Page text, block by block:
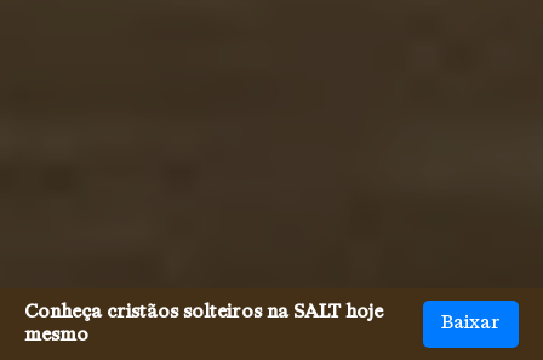
Conheça cristãos solteiros na SALT hoje
mesmo
Baixar